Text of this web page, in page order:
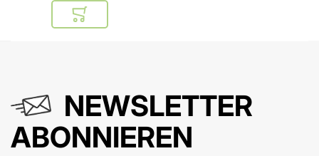
In den Warenkorb
NEWSLETTER
ABONNIEREN